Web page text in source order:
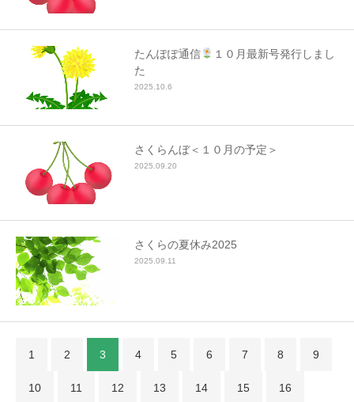
たんぽぽ通信
１０月最新号発行しまし
た
2025.10.6
さくらんぼ＜１０月の予定＞
2025.09.20
さくらの夏休み2025
2025.09.11
1 2 3 4 5 6 7 8 9
10 11 12 13 14 15 16